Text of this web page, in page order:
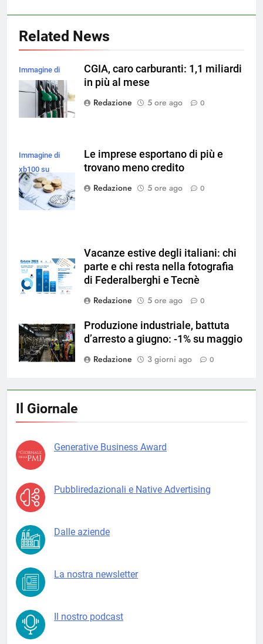
Related News
Immagine di
magnific
CGIA, caro carburanti: 1,1 miliardi
in più al mese
Redazione
5 ore ago 0
Immagine di
xb100 su
Magnific
Le imprese esportano di più e
trovano meno credito
Redazione
5 ore ago 0
Vacanze estive degli italiani: chi
parte e chi resta nella fotografia
di Federalberghi e Tecnè
Redazione
5 ore ago 0
Produzione industriale, battuta
d’arresto a giugno: -1% su maggio
Redazione
3 giorni ago 0
Il Giornale
Generative Business Award
Pubbliredazionali e Native Advertising
Dalle aziende
La nostra newsletter
Il nostro podcast